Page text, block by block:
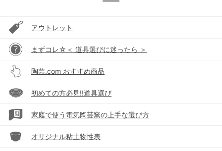
アウトレット
まずコレ☆＜ 道具選びに迷ったら ＞
陶芸.com おすすめ商品
初めての方必見!!道具選び
家庭で使う電気陶芸窯の上手な選び方
オリジナル粘土物性表